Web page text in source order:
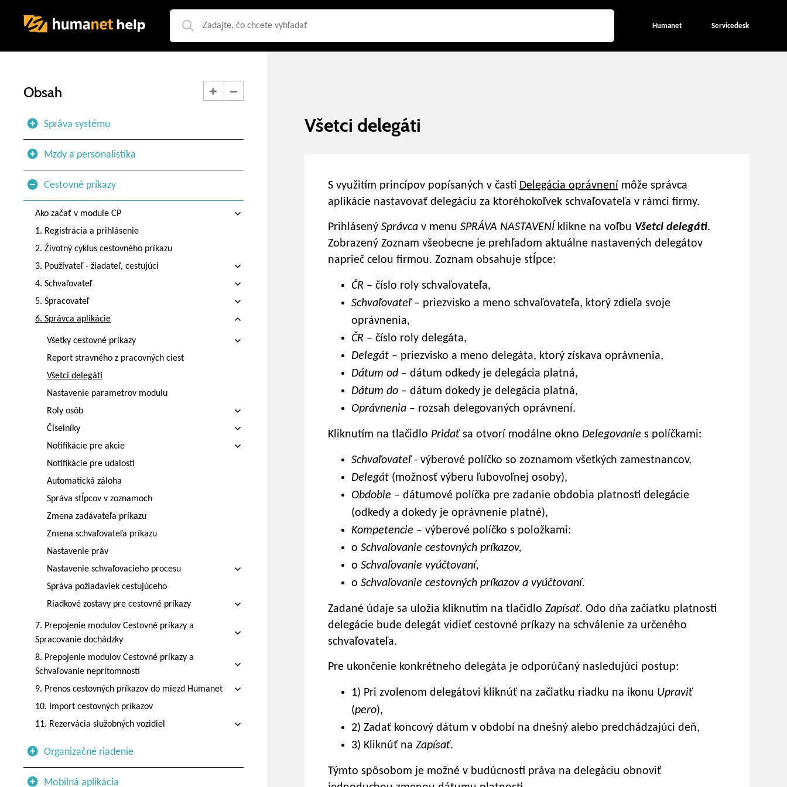
Humanet Servicedesk
Obsah
Správa systému
Mzdy a personalistika
Cestovné príkazy
Ako začať v module CP
1. Registrácia a prihlásenie
2. Životný cyklus cestovného príkazu
3. Používateľ - žiadateľ, cestujúci
4. Schvaľovateľ
5. Spracovateľ
6. Správca aplikácie
Všetky cestovné príkazy
Report stravného z pracovných ciest
Všetci delegáti
Nastavenie parametrov modulu
Roly osôb
Číselníky
Notifikácie pre akcie
Notifikácie pre udalosti
Automatická záloha
Správa stĺpcov v zoznamoch
Zmena zadávateľa príkazu
Zmena schvaľovateľa príkazu
Nastavenie práv
Nastavenie schvaľovacieho procesu
Správa požiadaviek cestujúceho
Riadkové zostavy pre cestovné príkazy
7. Prepojenie modulov Cestovné príkazy a
Spracovanie dochádzky
8. Prepojenie modulov Cestovné príkazy a
Schvaľovanie neprítomností
9. Prenos cestovných príkazov do miezd Humanet
10. Import cestovných príkazov
11. Rezervácia služobných vozidiel
Organizačné riadenie
Mobilná aplikácia
Všetci delegáti
S využitím princípov popísaných v časti Delegácia oprávnení môže správca
aplikácie nastavovať delegáciu za ktoréhokoľvek schvaľovateľa v rámci firmy.
Prihlásený Správca v menu SPRÁVA NASTAVENÍ klikne na voľbu Všetci delegáti.
Zobrazený Zoznam všeobecne je prehľadom aktuálne nastavených delegátov
naprieč celou firmou. Zoznam obsahuje stĺpce:
ČR – číslo roly schvaľovateľa,
Schvaľovateľ– priezvisko a meno schvaľovateľa, ktorý zdieľa svoje
oprávnenia,
ČR – číslo roly delegáta,
Delegát – priezvisko a meno delegáta, ktorý získava oprávnenia,
Dátum od – dátum odkedy je delegácia platná,
Dátum do – dátum dokedy je delegácia platná,
Oprávnenia – rozsah delegovaných oprávnení.
Kliknutím na tlačidlo Pridať sa otvorí modálne okno Delegovanie s políčkami:
Schvaľovateľ- výberové políčko so zoznamom všetkých zamestnancov,
Delegát (možnosť výberu ľubovoľnej osoby),
Obdobie – dátumové políčka pre zadanie obdobia platnosti delegácie
(odkedy a dokedy je oprávnenie platné),
Kompetencie – výberové políčko s položkami:
o Schvaľovanie cestovných príkazov,
o Schvaľovanie vyúčtovaní,
o Schvaľovanie cestovných príkazov a vyúčtovaní.
Zadané údaje sa uložia kliknutím na tlačidlo Zapísať. Odo dňa začiatku platnosti
delegácie bude delegát vidieť cestovné príkazy na schválenie za určeného
schvaľovateľa.
Pre ukončenie konkrétneho delegáta je odporúčaný nasledujúci postup:
1) Pri zvolenom delegátovi kliknúť na začiatku riadku na ikonu Upraviť
(pero),
2) Zadať koncový dátum v období na dnešný alebo predchádzajúci deň,
3) Kliknúť na Zapísať.
Týmto spôsobom je možné v budúcnosti práva na delegáciu obnoviť